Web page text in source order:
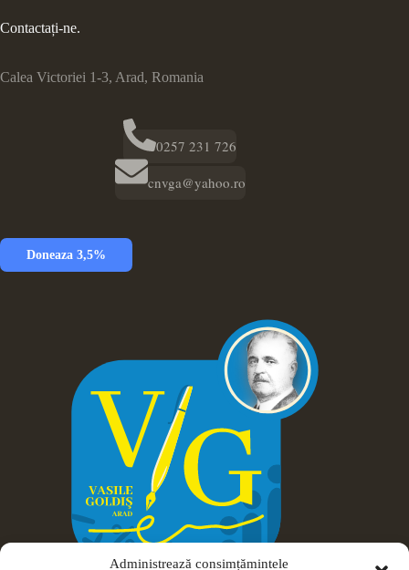
Administrează consimțămintele
Contactați-ne.
Calea Victoriei 1-3, Arad, Romania
0257 231 726
cnvga@yahoo.ro
Doneaza 3,5%